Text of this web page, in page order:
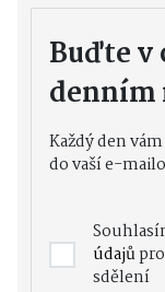
Buďte v
denním
Každý den
do vaší e-
údajů
sdělení